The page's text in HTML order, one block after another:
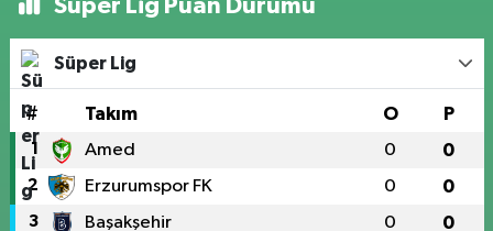
Süper Lig Puan Durumu
Süper Lig
# Takım O P
1 Amed 0 0
2 Erzurumspor FK 0 0
3 Başakşehir 0 0